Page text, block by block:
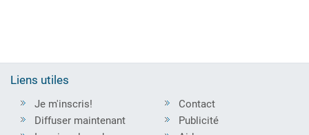
Liens utiles
Je m'inscris!
Diffuser maintenant
Contact
Publicité